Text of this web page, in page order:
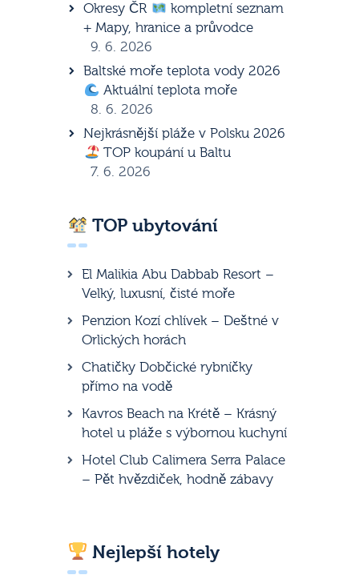
Okresy ČR
kompletní seznam
+ Mapy, hranice a průvodce
9. 6. 2026
Baltské moře teplota vody 2026
Aktuální teplota moře
8. 6. 2026
Nejkrásnější pláže v Polsku 2026
TOP koupání u Baltu
7. 6. 2026
TOP ubytování
El Malikia Abu Dabbab Resort –
Velký, luxusní, čisté moře
Penzion Kozí chlívek – Deštné v
Orlických horách
Chatičky Dobčické rybníčky
přímo na vodě
Kavros Beach na Krétě – Krásný
hotel u pláže s výbornou kuchyní
Hotel Club Calimera Serra Palace
– Pět hvězdiček, hodně zábavy
Nejlepší hotely